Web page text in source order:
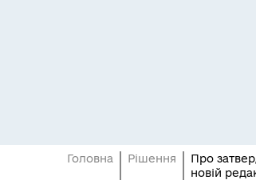
Головна Рішення
Про
новій